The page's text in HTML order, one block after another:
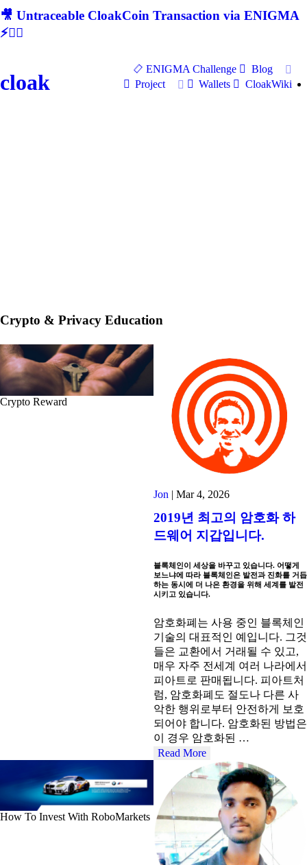
🎥 Untraceable CloakCoin Transaction via ENIGMA
⚡🕵‍♂
cloak
ENIGMA Challenge
Blog
Project
Wallets CloakWiki
Crypto & Privacy Education
Crypto Reward
Jon Mar 4, 2026
2019년 최고의 암호화 하
드웨어 지갑입니다.
블록체인이 세상을 바꾸고 있습니다. 어떻게
보느냐에 따라 블록체인은 발전과 진화를 거듭
하는 동시에 더 나은 환경을 위해 세계를 발전
시키고 있습니다.
암호화폐는 사용 중인 블록체인
기술의 대표적인 예입니다. 그것
들은 교환에서 거래될 수 있고,
매우 자주 전세계 여러 나라에서
피아트로 판매됩니다. 피아트처
럼, 암호화폐도 절도나 다른 사
악한 행위로부터 안전하게 보호
되어야 합니다. 암호화된 방법은
이 경우 암호화된 …
Read More
How To Invest With RoboMarkets